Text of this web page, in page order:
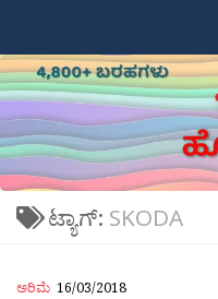
ಟ್ಯಾಗ್: SKODA
ಅರಿಮೆ 16/03/2018